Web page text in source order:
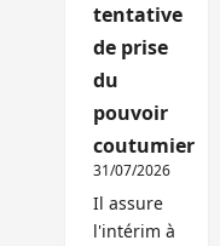
tentative
de prise
du
pouvoir
coutumier
31/07/2026
Il assure
l'intérim à